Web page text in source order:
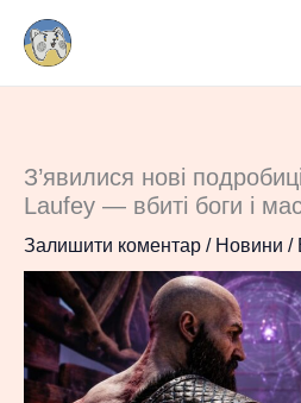
Перейти
вмісту
З’явилися нові
Laufey — вбиті боги і
Залишити коментар / Новини /